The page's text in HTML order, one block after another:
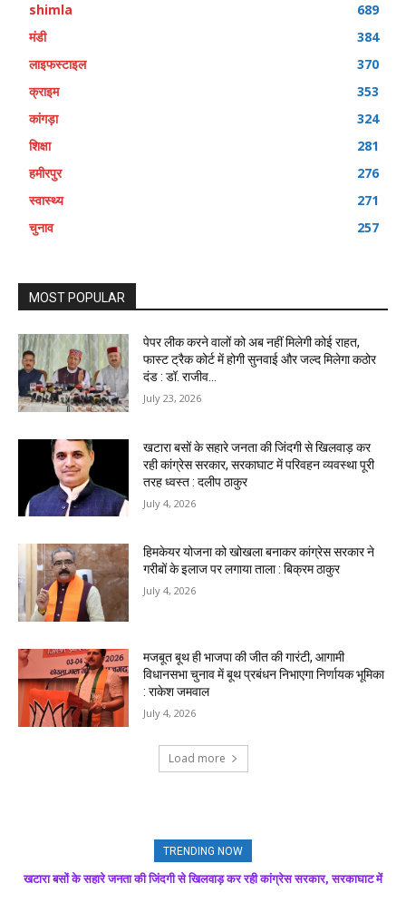
shimla
689
मंडी
384
लाइफस्टाइल
370
क्राइम
353
कांगड़ा
324
शिक्षा
281
हमीरपुर
276
स्वास्थ्य
271
चुनाव
257
MOST POPULAR
पेपर लीक करने वालों को अब नहीं मिलेगी कोई राहत,
फास्ट ट्रैक कोर्ट में होगी सुनवाई और जल्द मिलेगा कठोर
दंड : डॉ. राजीव...
July 23, 2026
खटारा बसों के सहारे जनता की जिंदगी से खिलवाड़ कर
रही कांग्रेस सरकार, सरकाघाट में परिवहन व्यवस्था पूरी
तरह ध्वस्त : दलीप ठाकुर
July 4, 2026
हिमकेयर योजना को खोखला बनाकर कांग्रेस सरकार ने
गरीबों के इलाज पर लगाया ताला : बिक्रम ठाकुर
July 4, 2026
मजबूत बूथ ही भाजपा की जीत की गारंटी, आगामी
विधानसभा चुनाव में बूथ प्रबंधन निभाएगा निर्णायक भूमिका
: राकेश जमवाल
July 4, 2026
Load more